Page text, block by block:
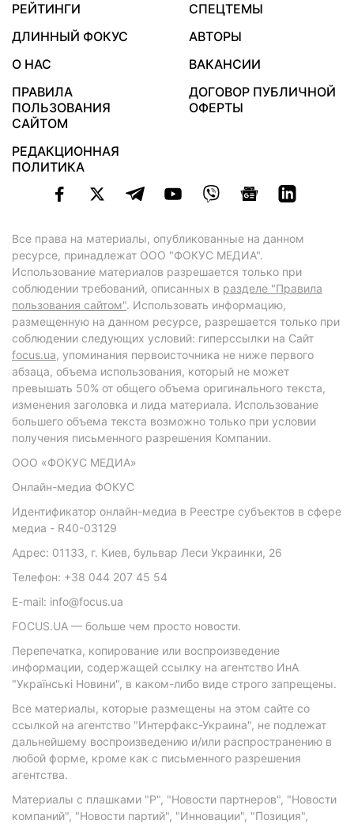
РЕЙТИНГИ
СПЕЦТЕМЫ
ДЛИННЫЙ ФОКУС
АВТОРЫ
О НАС
ВАКАНСИИ
ПРАВИЛА
ПОЛЬЗОВАНИЯ
САЙТОМ
ДОГОВОР ПУБЛИЧНОЙ
ОФЕРТЫ
РЕДАКЦИОННАЯ
ПОЛИТИКА
Все права на материалы, опубликованные на данном
ресурсе, принадлежат ООО "ФОКУС МЕДИА".
Использование материалов разрешается только при
соблюдении требований, описанных в разделе "Правила
пользования сайтом". Использовать информацию,
размещенную на данном ресурсе, разрешается только при
соблюдении следующих условий: гиперссылки на Сайт
focus.ua, упоминания первоисточника не ниже первого
абзаца, объема использования, который не может
превышать 50% от общего объема оригинального текста,
изменения заголовка и лида материала. Использование
большего объема текста возможно только при условии
получения письменного разрешения Компании.
ООО «ФОКУС МЕДИА»
Онлайн-медиа ФОКУС
Идентификатор онлайн-медиа в Реестре субъектов в сфере
медиа - R40-03129
Адрес: 01133, г. Киев, бульвар Леси Украинки, 26
Телефон: +38 044 207 45 54
E-mail: info@focus.ua
FOCUS.UA — больше чем просто новости.
Перепечатка, копирование или воспроизведение
информации, содержащей ссылку на агентство ИнА
"Українські Новини", в каком-либо виде строго запрещены.
Все материалы, которые размещены на этом сайте со
ссылкой на агентство "Интерфакс-Украина", не подлежат
дальнейшему воспроизведению и/или распространению в
любой форме, кроме как с письменного разрешения
агентства.
Материалы с плашками "Р", "Новости партнеров", "Новости
компаний", "Новости партий", "Инновации", "Позиция",